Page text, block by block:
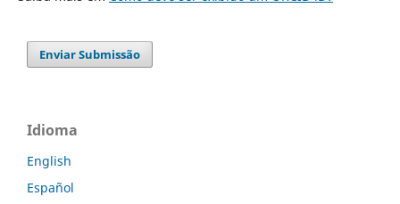
Enviar Submissão
Idioma
English
Español